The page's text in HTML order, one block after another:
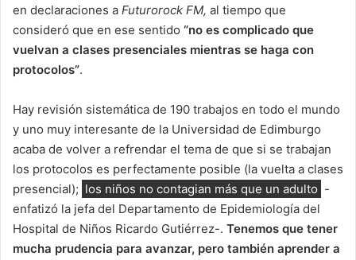
en declaraciones a Futurorock FM, al tiempo que
consideró que en ese sentido “no es complicado que
vuelvan a clases presenciales mientras se haga con
protocolos”.
Hay revisión sistemática de 190 trabajos en todo el mundo
y uno muy interesante de la Universidad de Edimburgo
acaba de volver a refrendar el tema de que si se trabajan
los protocolos es perfectamente posible (la vuelta a clases
presencial); los niños no contagian más que un adulto -
enfatizó la jefa del Departamento de Epidemiología del
Hospital de Niños Ricardo Gutiérrez-. Tenemos que tener
mucha prudencia para avanzar, pero también aprender a